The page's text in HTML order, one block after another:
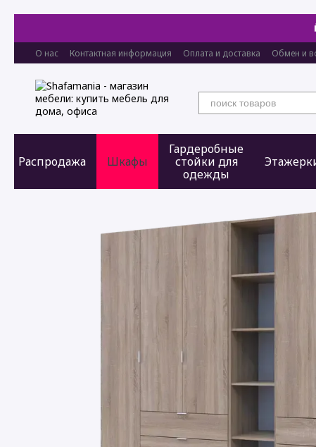
О нас Контактная информация Оплата и доставка Обмен и
Распродажа Шкафы
Гардеробные
стойки для
одежды